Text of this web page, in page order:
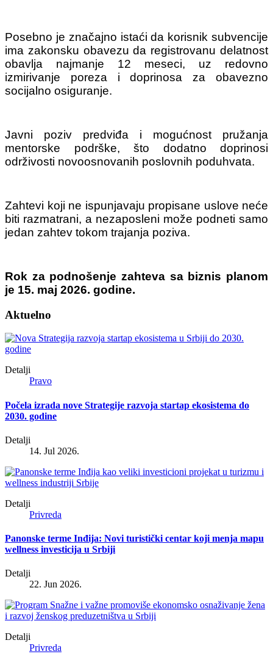
Posebno je značajno istaći da korisnik subvencije
ima zakonsku obavezu da registrovanu delatnost
obavlja najmanje 12 meseci, uz redovno
izmirivanje poreza i doprinosa za obavezno
socijalno osiguranje.
Javni poziv predviđa i mogućnost pružanja
mentorske podrške, što dodatno doprinosi
održivosti novoosnovanih poslovnih poduhvata.
Zahtevi koji ne ispunjavaju propisane uslove neće
biti razmatrani, a nezaposleni može podneti samo
jedan zahtev tokom trajanja poziva.
Rok za podnošenje zahteva sa biznis planom
je 15. maj 2026. godine.
Aktuelno
Detalji
Pravo
Počela izrada nove Strategije razvoja startap ekosistema do
2030. godine
Detalji
14. Jul 2026.
Detalji
Privreda
Panonske terme Inđija: Novi turistički centar koji menja mapu
wellness investicija u Srbiji
Detalji
22. Jun 2026.
Detalji
Privreda